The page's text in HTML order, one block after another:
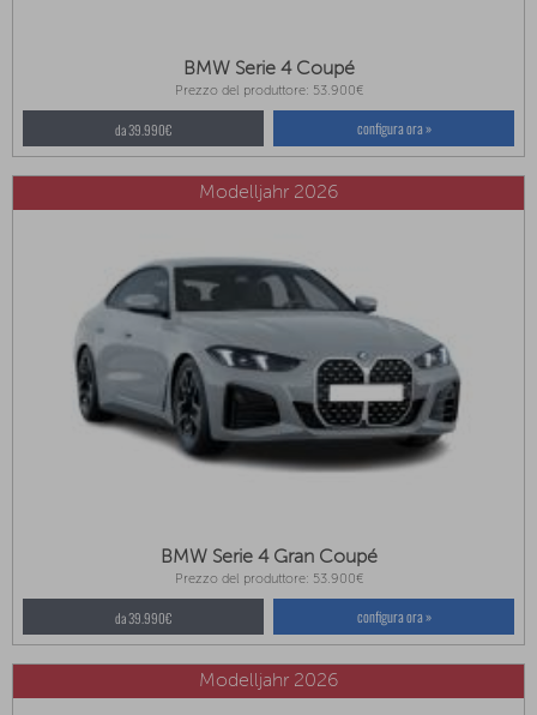
BMW Serie 4 Coupé
Prezzo del produttore: 53.900€
da 39.990€ configura ora »
Modelljahr 2026
BMW Serie 4 Gran Coupé
Prezzo del produttore: 53.900€
da 39.990€ configura ora »
Modelljahr 2026